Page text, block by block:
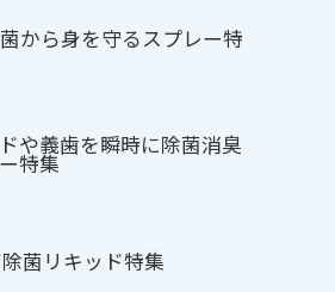
から身を守るスプレー特
や義歯を瞬時に除菌消臭
特集
菌リキッド特集